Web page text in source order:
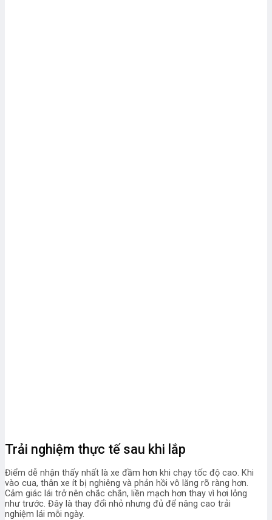
Trải nghiệm thực tế sau khi lắp
Điểm dễ nhận thấy nhất là xe đầm hơn khi chạy tốc độ cao. Khi
vào cua, thân xe ít bị nghiêng và phản hồi vô lăng rõ ràng hơn.
Cảm giác lái trở nên chắc chắn, liền mạch hơn thay vì hơi lỏng
như trước. Đây là thay đổi nhỏ nhưng đủ để nâng cao trải
nghiệm lái mỗi ngày.